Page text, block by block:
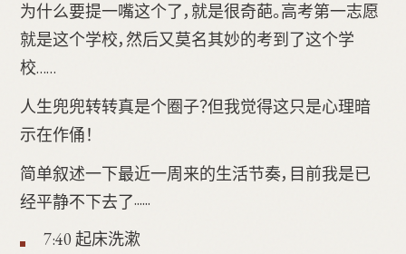
为什么要提一嘴这个了，就是很奇葩。高考第一志愿
就是这个学校，然后又莫名其妙的考到了这个学
校……
人生兜兜转转真是个圈子？但我觉得这只是心理暗
示在作俑！
简单叙述一下最近一周来的生活节奏，目前我是已
经平静不下去了······
7:40 起床洗漱